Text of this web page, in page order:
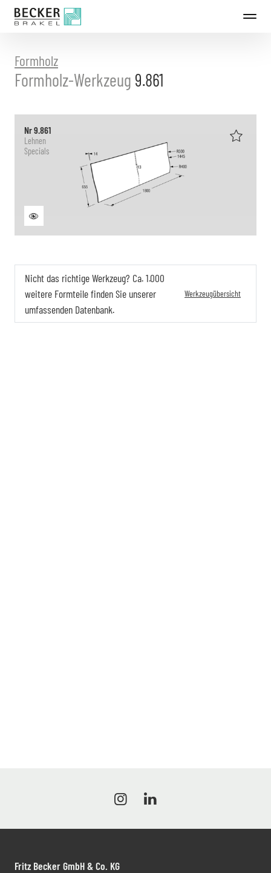
Direkt
Formholz
Formholz-Werkzeug 9.861
Nr 9.861
Lehnen
Specials
Nicht das richtige Werkzeug? Ca. 1.000
weitere Formteile finden Sie unserer
umfassenden Datenbank.
Werkzeugübersicht
Fritz Becker GmbH & Co. KG